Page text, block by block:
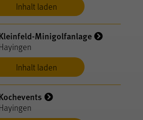
Inhalt laden
Inhalt laden
Minigolfanlage